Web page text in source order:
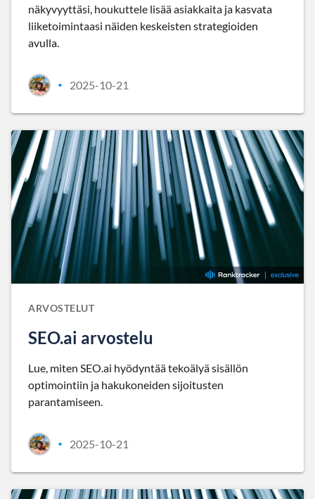
näkyvyyttäsi, houkuttele lisää asiakkaita ja kasvata
liiketoimintaasi näiden keskeisten strategioiden
avulla.
• 2025-10-21
ARVOSTELUT
SEO.ai arvostelu
Lue, miten SEO.ai hyödyntää tekoälyä sisällön
optimointiin ja hakukoneiden sijoitusten
parantamiseen.
• 2025-10-21